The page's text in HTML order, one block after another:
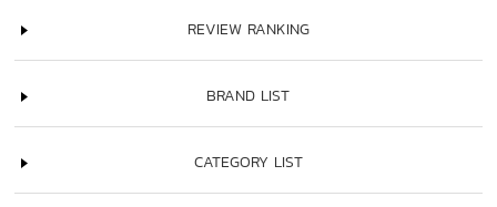
REVIEW RANKING
BRAND LIST
CATEGORY LIST